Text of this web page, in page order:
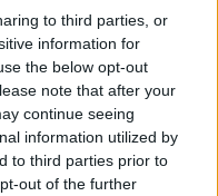
to third parties, or
information for
the below opt-out
note that after your
continue seeing
information utilized by
to third parties prior to
out of the further
του
Κόρινθο,